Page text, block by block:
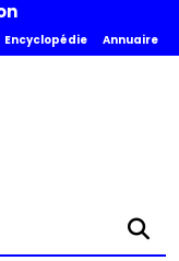
Encyclopédie Annuaire